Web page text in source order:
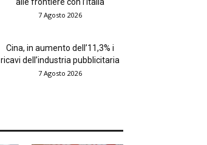
alle frontiere con l’Italia
7 Agosto 2026
Cina, in aumento dell’11,3% i
ricavi dell’industria pubblicitaria
7 Agosto 2026